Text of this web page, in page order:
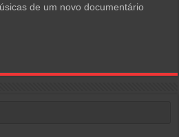
de um novo documentário